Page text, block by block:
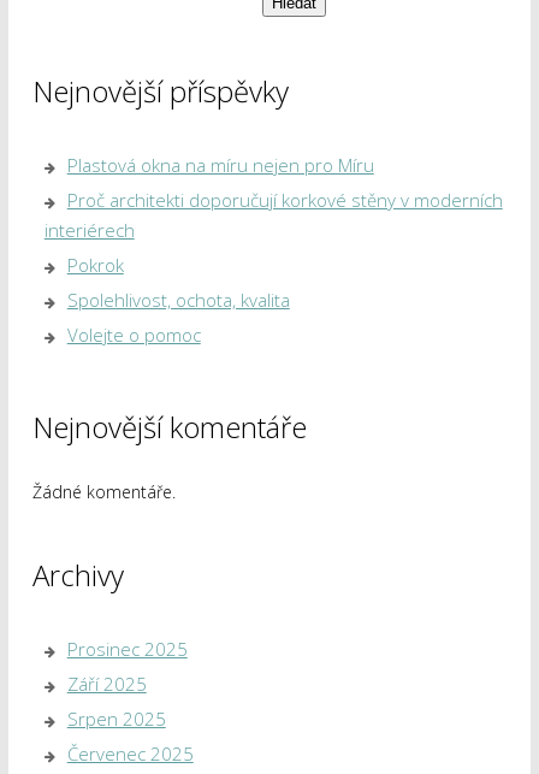
Nejnovější příspěvky
Plastová okna na míru nejen pro Míru
Proč architekti doporučují korkové stěny v moderních
interiérech
Pokrok
Spolehlivost, ochota, kvalita
Volejte o pomoc
Nejnovější komentáře
Žádné komentáře.
Archivy
Prosinec 2025
Září 2025
Srpen 2025
Červenec 2025